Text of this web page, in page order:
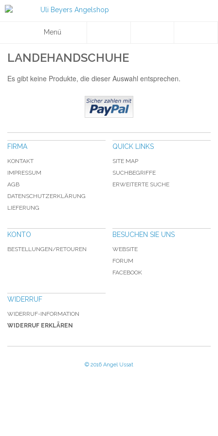
Menü
LANDEHANDSCHUHE
Es gibt keine Produkte, die dieser Auswahl entsprechen.
FIRMA
KONTAKT
IMPRESSUM
AGB
DATENSCHUTZERKLÄRUNG
LIEFERUNG
QUICK LINKS
SITE MAP
SUCHBEGRIFFE
ERWEITERTE SUCHE
KONTO
BESTELLUNGEN/RETOUREN
BESUCHEN SIE UNS
WEBSITE
FORUM
FACEBOOK
WIDERRUF
WIDERRUF-INFORMATION
WIDERRUF ERKLÄREN
© 2016 Angel Ussat